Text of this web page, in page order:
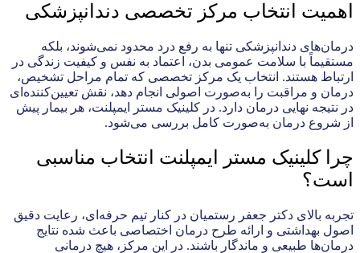
اهمیت انتخاب مرکز تخصصی دندانپزشکی
درمان‌های دندانپزشکی تنها به رفع درد محدود نمی‌شوند، بلکه
مستقیماً با سلامت عمومی بدن، اعتماد به نفس و کیفیت زندگی در
ارتباط هستند. انتخاب یک مرکز تخصصی که تمام مراحل تشخیص،
درمان و مراقبت را به‌صورت اصولی انجام دهد، نقش تعیین‌کننده‌ای
در نتیجه نهایی درمان دارد. در کلینیک مستر ایمپلنت، هر بیمار پیش
از شروع درمان به‌صورت کامل بررسی می‌شود.
چرا کلینیک مستر ایمپلنت انتخاب مناسبی
است؟
تجربه بالای دکتر جعفر رستمیان در کنار تیم حرفه‌ای، رعایت دقیق
اصول بهداشتی و ارائه طرح درمان اختصاصی باعث شده نتایج
درمان‌ها طبیعی و ماندگار باشند. در این مرکز، هیچ درمانی